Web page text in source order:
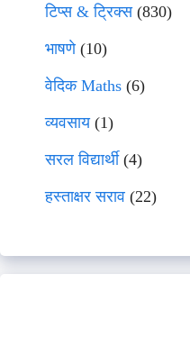
टिप्स & ट्रिक्स(830)
भाषणे(10)
वेदिक Maths (6)
व्यवसाय(1)
सरल विद्यार्थी(4)
हस्ताक्षर सराव (22)